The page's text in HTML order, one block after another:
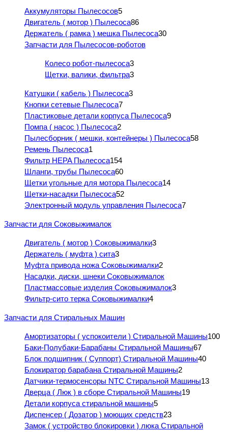
Аккумуляторы Пылесосов5
Двигатель ( мотор ) Пылесоса86
Держатель ( рамка ) мешка Пылесоса30
Запчасти для Пылесосов-роботов
Колесо робот-пылесоса3
Щетки, валики, фильтра3
Катушки ( кабель ) Пылесоса3
Кнопки сетевые Пылесоса7
Пластиковые детали корпуса Пылесоса9
Помпа ( насос ) Пылесоса2
Пылесборник ( мешки, контейнеры ) Пылесоса58
Ремень Пылесоса1
Фильтр HEPA Пылесоса154
Шланги, трубы Пылесоса60
Щетки угольные для мотора Пылесоса14
Щетки-насадки Пылесоса52
Электронный модуль управления Пылесоса7
Запчасти для Соковыжималок
Двигатель ( мотор ) Соковыжималки3
Держатель ( муфта ) сита3
Муфта привода ножа Соковыжималки2
Насадки, диски, шнеки Соковыжималок
Пластмассовые изделия Соковыжималок3
Фильтр-сито терка Соковыжималки4
Запчасти для Стиральных Машин
Амортизаторы ( успокоители ) Стиральной Машины100
Баки-Полубаки-Барабаны Стиральной Машины67
Блок подшипник ( Суппорт) Стиральной Машины40
Блокиратор барабана Стиральной Машины2
Датчики-термосенсоры NTC Стиральной Машины13
Дверца ( Люк ) в сборе Стиральной Машины19
Детали корпуса стиральной машины5
Диспенсер ( Дозатор ) моющих средств23
Замок ( устройство блокировки ) люка Стиральной